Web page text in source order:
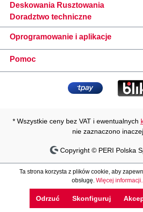
Deskowania Rusztowania
Doradztwo techniczne
Oprogramowanie i aplikacje
Pomoc
* Wszystkie ceny bez VAT i ewentualnych
nie zaznaczono inaczej.
Copyright © PERI Polska
Ta strona korzysta z plików cookie, aby
obsługę. Więcej
Odrzuć Skonfiguruj